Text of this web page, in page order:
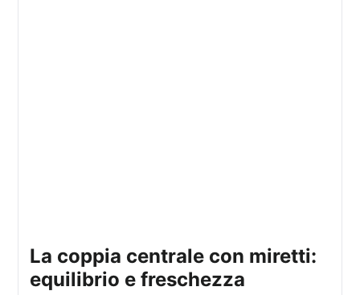
la coppia centrale con miretti:
equilibrio e freschezza